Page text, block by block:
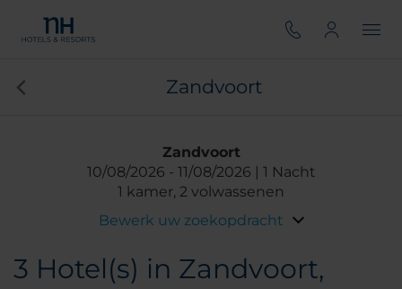
Zandvoort
Zandvoort
10/08/2026
11/08/2026
1 Nacht
1 kamer, 2 volwassenen
Bewerk uw zoekopdracht
3 Hotel(s) in Zandvoort,